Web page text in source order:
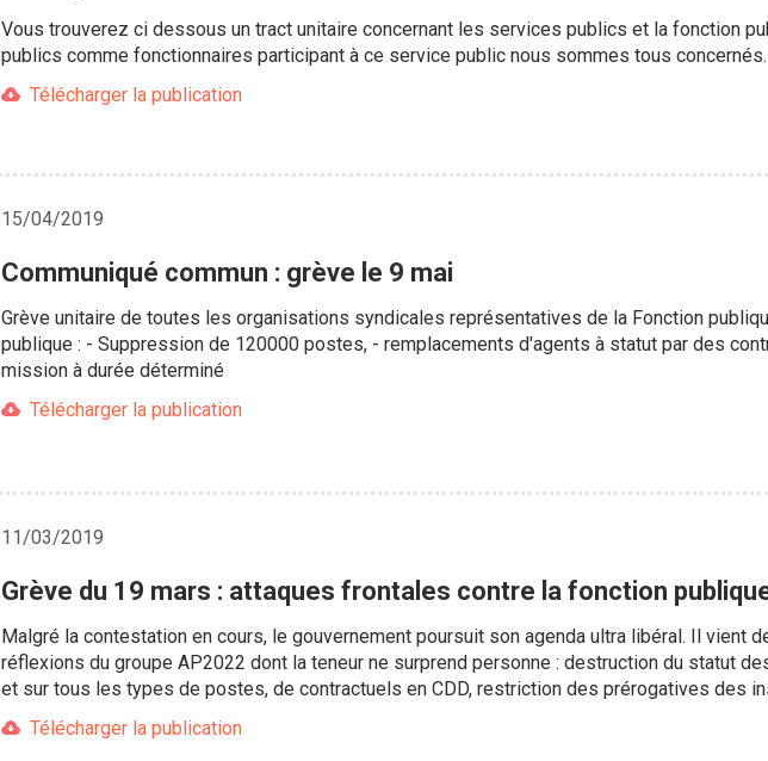
Vous trouverez ci dessous un tract unitaire concernant les services publics et la fonction
publics comme fonctionnaires participant à ce service public nous sommes tous concernés.
Télécharger la publication
15/04/2019
Communiqué commun : grève le 9 mai
Grève unitaire de toutes les organisations syndicales représentatives de la Fonction
publique : - Suppression de 120000 postes, - remplacements d'agents à statut par des
mission à durée déterminé
Télécharger la publication
11/03/2019
Grève du 19 mars : attaques frontales contre la fonction
Malgré la contestation en cours, le gouvernement poursuit son agenda ultra libéral. Il vient
réflexions du groupe AP2022 dont la teneur ne surprend personne : destruction du statut
et sur tous les types de postes, de contractuels en CDD, restriction des prérogatives des
Télécharger la publication